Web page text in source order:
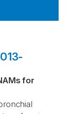
for